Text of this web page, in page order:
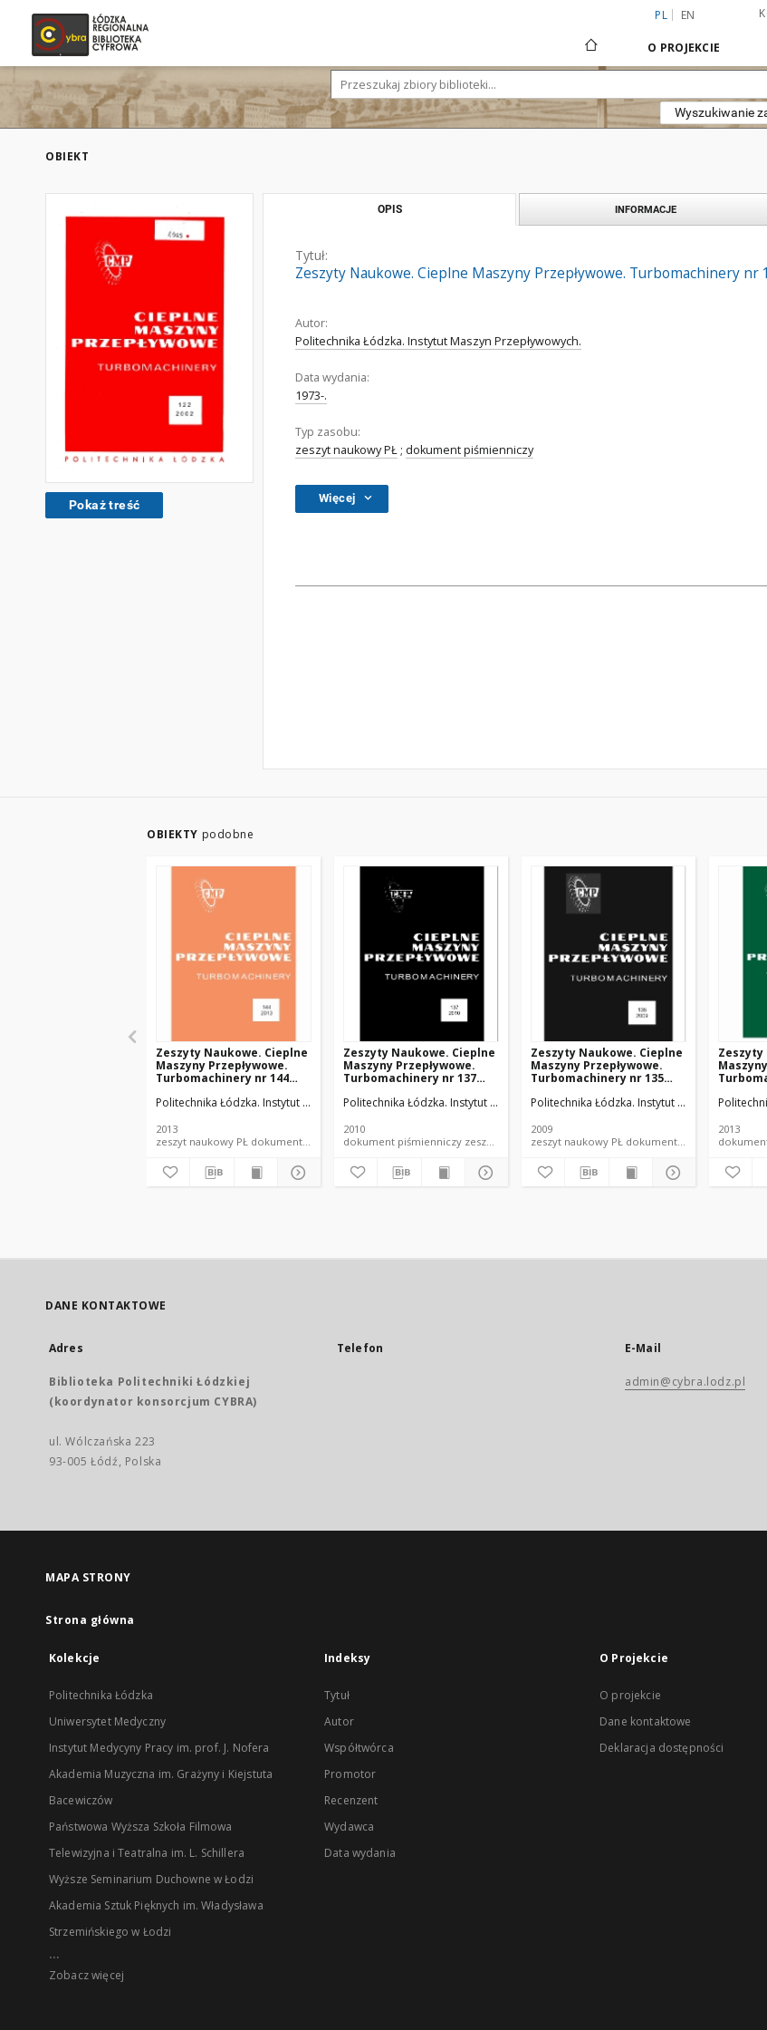
PL EN
O PROJEKCIE
Wyszukiwanie
OBIEKT
Pokaż treść
OPIS INFORMACJE
Tytuł:
Zeszyty Naukowe. Cieplne Maszyny Przepływowe. Turbomachinery nr
Autor:
Politechnika Łódzka. Instytut Maszyn Przepływowych.
Data wydania:
1973-.
Typ zasobu:
zeszyt naukowy PŁ ; dokument piśmienniczy
Więcej
OBIEKTY podobne
Zeszyty Naukowe. Cieplne
Maszyny Przepływowe.
Turbomachinery nr 144
Politechnika Łódzka. Instytut Maszyn Przepływowych.
2013
zeszyt naukowy PŁ dokument piśmienniczy
Zeszyty Naukowe. Cieplne
Maszyny Przepływowe.
Turbomachinery nr 137
Politechnika Łódzka. Instytut Maszyn Przepływowych.
2010
dokument piśmienniczy zeszyt naukowy PŁ
Zeszyty Naukowe. Cieplne
Maszyny Przepływowe.
Turbomachinery nr 135
Politechnika Łódzka. Instytut Maszyn
2009
zeszyt naukowy PŁ dokument piśmienniczy
Zeszyty
2013
DANE KONTAKTOWE
Adres
Biblioteka Politechniki Łódzkiej
(koordynator konsorcjum CYBRA)
ul. Wólczańska 223
93-005 Łódź, Polska
Telefon E-Mail
admin@cybra.lodz.pl
MAPA STRONY
Strona główna
Kolekcje
Politechnika Łódzka
Uniwersytet Medyczny
Instytut Medycyny Pracy im. prof. J. Nofera
Akademia Muzyczna im. Grażyny i Kiejstuta
Bacewiczów
Państwowa Wyższa Szkoła Filmowa
Telewizyjna i Teatralna im. L. Schillera
Wyższe Seminarium Duchowne w Łodzi
Akademia Sztuk Pięknych im. Władysława
Strzemińskiego w Łodzi
...
Zobacz więcej
Indeksy
Tytuł
Autor
Współtwórca
Promotor
Recenzent
Wydawca
Data wydania
O Projekcie
O projekcie
Dane kontaktowe
Deklaracja dostępności